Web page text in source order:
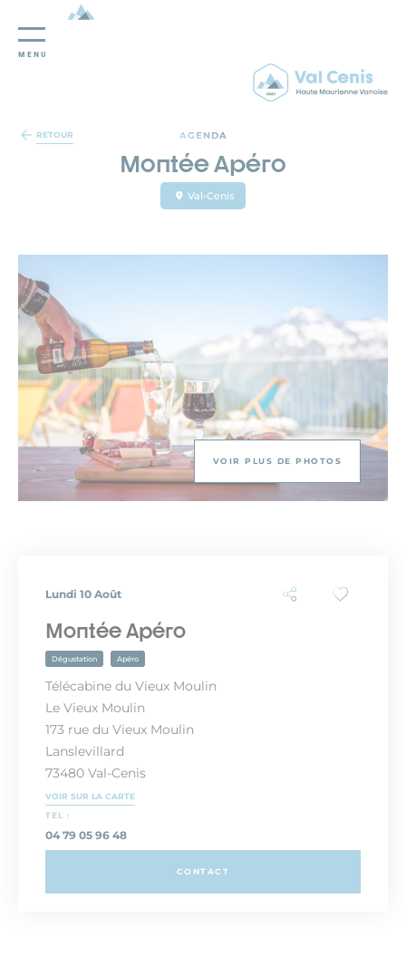
Panneau de gestion des cookies
MENU
RETOUR AGENDA
Montée Apéro
Val-Cenis
VOIR PLUS DE PHOTOS
Lundi 10 Août
Montée Apéro
Dégustation Apéro
Télécabine du Vieux Moulin
Le Vieux Moulin
173 rue du Vieux Moulin
Lanslevillard
73480 Val-Cenis
VOIR SUR LA CARTE
TEL :
04 79 05 96 48
CONTACT